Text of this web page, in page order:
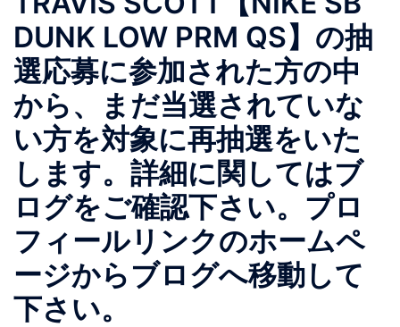
DUNK LOW PRM QS】の抽
選応募に参加された方の中
から、まだ当選されていな
い方を対象に再抽選をいた
します。 詳細に関してはブ
ログをご確認下さい。 プロ
フィールリンクのホームペ
ージからブログへ移動して
下さい。